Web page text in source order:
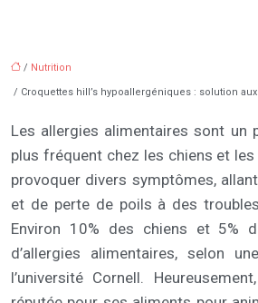
/ Nutrition
/ Croquettes hill’s hypoallergéniques : solution
Les allergies alimentaires sont un
plus fréquent chez les chiens et
provoquer divers symptômes,
et de perte de poils à des
Environ 10% des chiens et 5%
d’allergies alimentaires, selon
l’université Cornell.